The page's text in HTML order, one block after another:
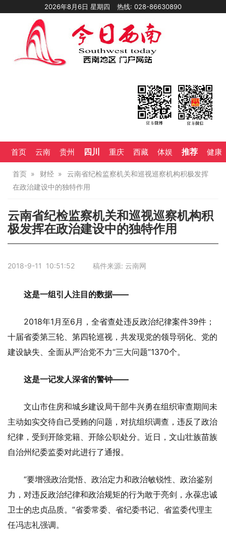
2026年8月6日 星期四 热线: 028-86630890
首页 云南 贵州 四川 重庆 西藏 体娱 推荐 健康
首页 财经
云南省纪检监察机关和巡视巡察机构积极发挥
在政治建设中的独特作用
云南省纪检监察机关和巡视巡察机构积
极发挥在政治建设中的独特作用
2018-9-11 10:51:52 稿件来源: 云南网
这是一组引人注目的数据——
2018年1月至6月，全省查处违反政治纪律案件39件；
十届省委第三轮、第四轮巡视，共发现党的领导弱化、党的
建设缺失、全面从严治党不力“三大问题”1370个。
这是一记发人深省的警钟——
文山市住房和城乡建设局干部牛兴勇在组织审查期间未
主动如实交待自己受贿的问题，对抗组织调查，违反了政治
纪律，受到开除党籍、开除公职处分。近日，文山壮族苗族
自治州纪委监委对此进行了通报。
“要增强政治觉悟、政治定力和政治敏锐性、政治鉴别
力，对违反政治纪律和政治规矩的行为敢于亮剑，永葆忠诚
卫士的忠贞品质。”省委常委、省纪委书记、省监委代理主
任冯志礼强调。